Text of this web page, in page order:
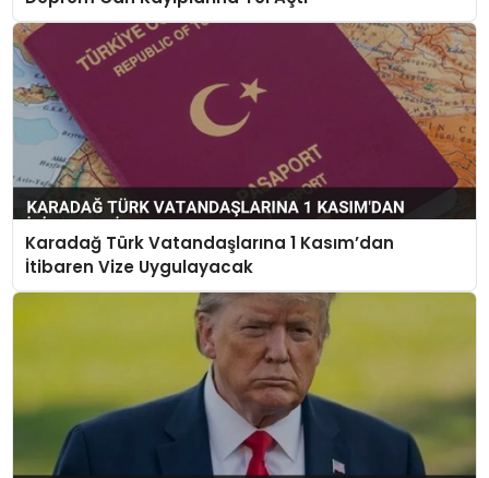
Karadağ Türk Vatandaşlarına 1 Kasım’dan
İtibaren Vize Uygulayacak